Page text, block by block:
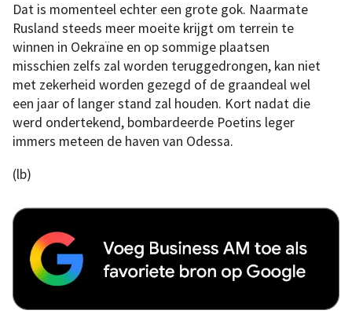
Dat is momenteel echter een grote gok. Naarmate
Rusland steeds meer moeite krijgt om terrein te
winnen in Oekraïne en op sommige plaatsen
misschien zelfs zal worden teruggedrongen, kan niet
met zekerheid worden gezegd of de graandeal wel
een jaar of langer stand zal houden. Kort nadat die
werd ondertekend, bombardeerde Poetins leger
immers meteen de haven van Odessa.
(lb)